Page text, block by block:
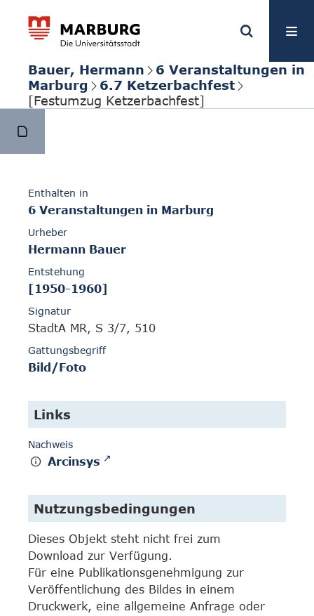
Bauer, Hermann
6 Veranstaltungen in
Marburg
6.7 Ketzerbachfest
[Festumzug Ketzerbachfest]
Enthalten in
6 Veranstaltungen in Marburg
Urheber
Hermann Bauer
Entstehung
[1950-1960]
Signatur
StadtA MR, S 3/7, 510
Gattungsbegriff
Bild/Foto
Links
Nachweis
Arcinsys
Nutzungsbedingungen
Dieses Objekt steht nicht frei zum
Download zur Verfügung.
Für eine Publikationsgenehmigung zur
Veröffentlichung des Bildes in einem
Druckwerk, eine allgemeine Anfrage oder